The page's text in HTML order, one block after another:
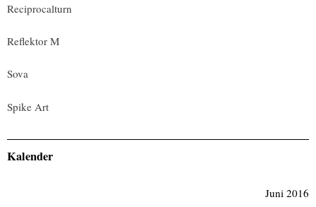
Reciprocalturn
Reflektor M
Sova
Spike Art
Kalender
Juni 2016